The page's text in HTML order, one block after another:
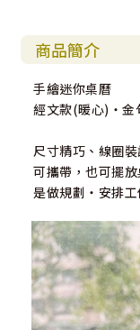
商品簡介
手繪迷你桌曆
經文款(暖心)・金
尺寸精巧、線圈裝
可攜帶，也可擺放
是做規劃・安排